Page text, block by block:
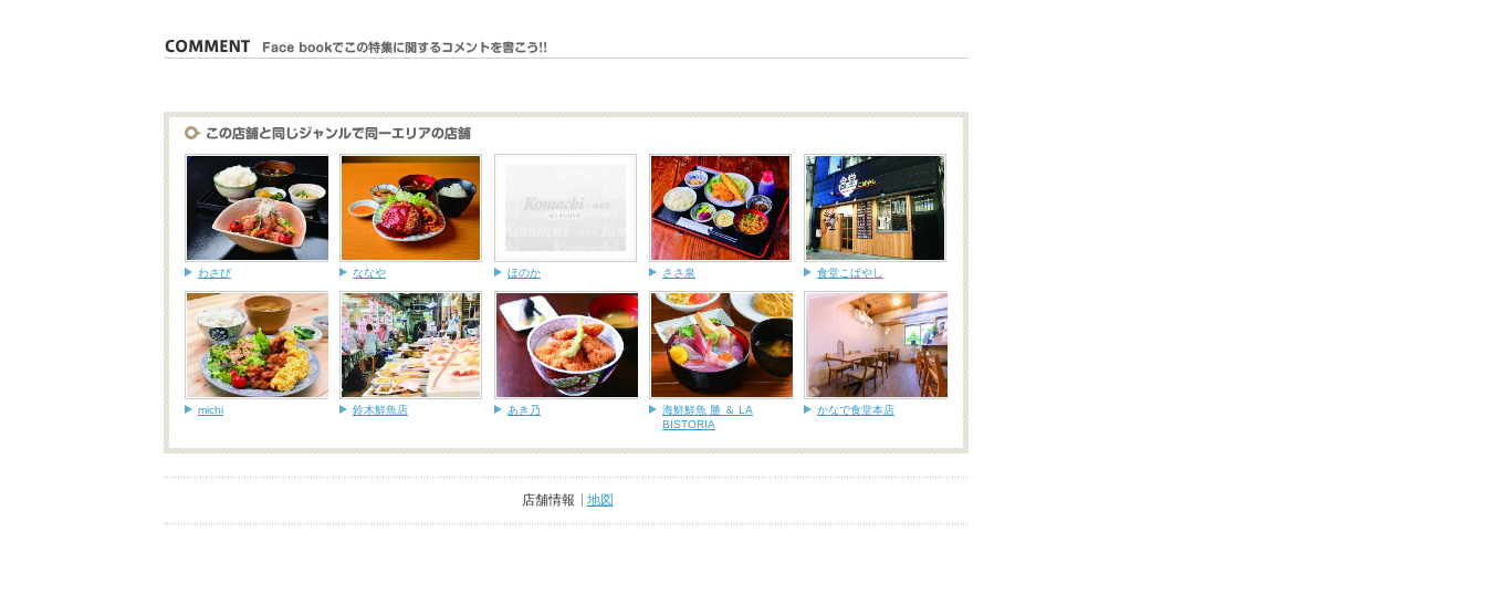
わさび ななや ほのか ささ泉 食堂こばやし
michi 鈴木鮮魚店 あき乃
海鮮鮮魚 勝 ＆ LA
BISTORIA
かなで食堂本店
店舗情報 地図